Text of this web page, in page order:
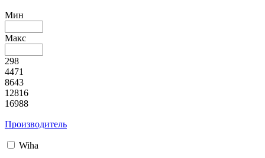
Мин
Макс
298
4471
8643
12816
16988
Производитель
Wiha